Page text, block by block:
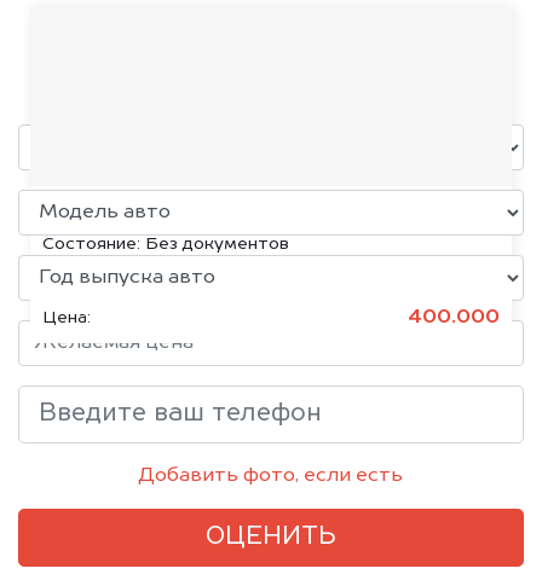
Volkswagen Jetta, 2015
Состояние: Без документов
Цена: 400.000
Добавить фото, если есть
ОЦЕНИТЬ